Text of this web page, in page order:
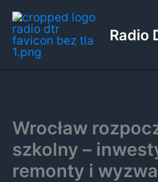
Przejdź
do
treści
Radio
Wrocław
szkolny –
remonty i